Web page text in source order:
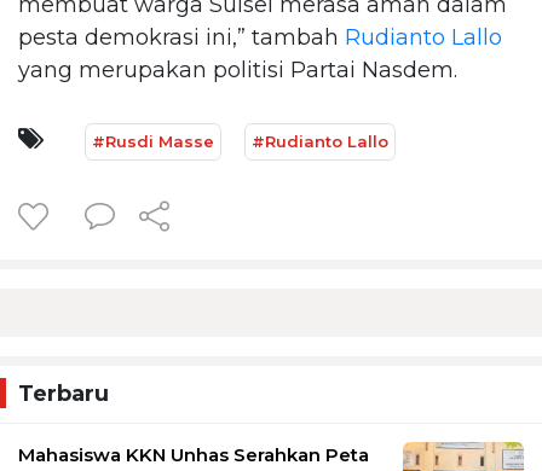
pesta demokrasi ini,” tambah Rudianto Lallo
yang merupakan politisi Partai Nasdem.
#Rusdi Masse #Rudianto Lallo
Terbaru
Mahasiswa KKN Unhas Serahkan Peta